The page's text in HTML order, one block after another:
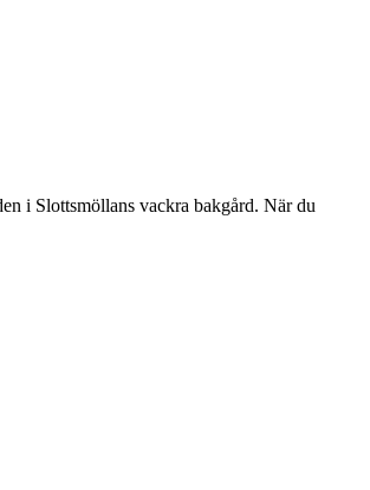
i Slottsmöllans vackra bakgård. När du